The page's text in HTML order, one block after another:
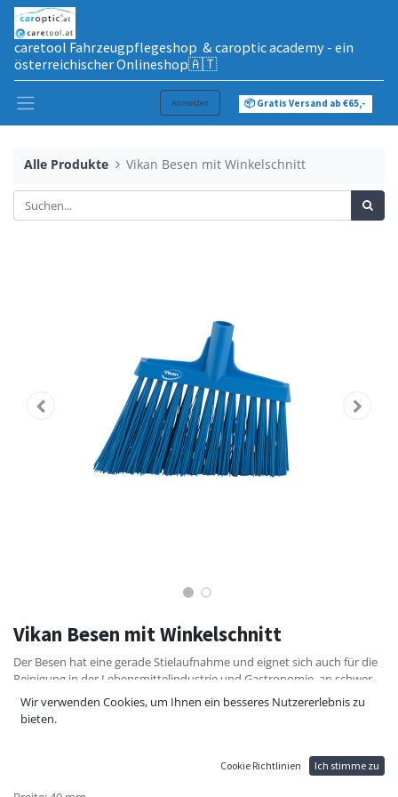
caretool Fahrzeugpflegeshop & caroptic academy - ein
österreichischer Onlineshop🇦🇹
Anmelden 📦 Gratis Versand ab €65,-
Alle Produkte Vikan Besen mit Winkelschnitt
Vikan Besen mit Winkelschnitt
Der Besen hat eine gerade Stielaufnahme und eignet sich auch für die
Reinigung in der Lebensmittelindustrie und Gastronomie, an schwer
zugänglichen Stellen. Für Farbkodierung geeignet zur Vermeidung von
Kreuzkontamination.
Wir verwenden Cookies, um Ihnen ein besseres Nutzererlebnis zu
bieten.
Cookie Richtlinien Ich stimme zu